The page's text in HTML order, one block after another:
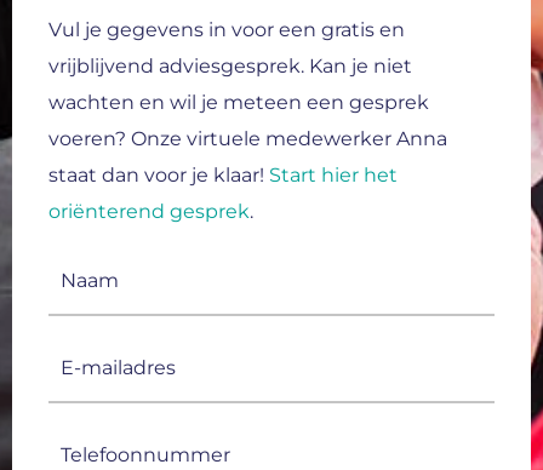
Vul je gegevens in voor een gratis en
vrijblijvend adviesgesprek. Kan je niet
wachten en wil je meteen een gesprek
voeren? Onze virtuele medewerker Anna
staat dan voor je klaar! Start hier het
oriënterend gesprek.